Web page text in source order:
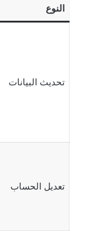
النوع
تحديث البيانات
تعديل الحساب